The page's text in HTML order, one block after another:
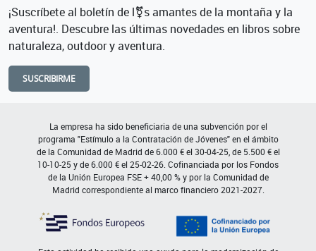
¡Suscríbete al boletín de l⚧s amantes de la montaña y la
aventura!. Descubre las últimas novedades en libros sobre
naturaleza, outdoor y aventura.
SUSCRIBIRME
La empresa ha sido beneficiaria de una subvención por el
programa "Estímulo a la Contratación de Jóvenes" en el ámbito
de la Comunidad de Madrid de 6.000 € el 30-04-25, de 5.500 € el
10-10-25 y de 6.000 € el 25-02-26. Cofinanciada por los Fondos
de la Unión Europea FSE + 40,00 % y por la Comunidad de
Madrid correspondiente al marco financiero 2021-2027.